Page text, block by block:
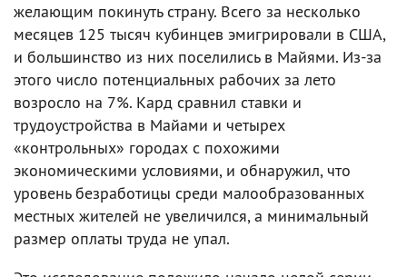
желающим покинуть страну. Всего за несколько
месяцев 125 тысяч кубинцев эмигрировали в США,
и большинство из них поселились в Майями. Из-за
этого число потенциальных рабочих за лето
возросло на 7%. Кард сравнил ставки и
трудоустройства в Майами и четырех
«контрольных» городах с похожими
экономическими условиями, и обнаружил, что
уровень безработицы среди малообразованных
местных жителей не увеличился, а минимальный
размер оплаты труда не упал.